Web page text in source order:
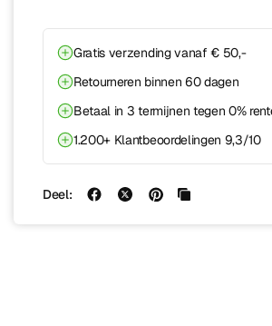
Gratis verzending vanaf € 50,-
Retourneren binnen 60 dagen
Betaal in 3 termijnen tegen 0%
1.200+ Klantbeoordelingen 9,3/10
Deel: